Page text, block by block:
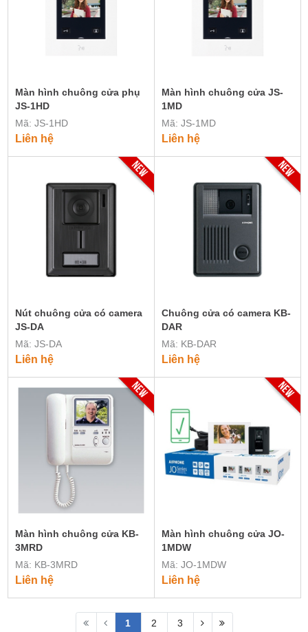
Màn hình chuông cửa phụ
JS-1HD
Mã: JS-1HD
Liên hệ
Màn hình chuông cửa JS-
1MD
Mã: JS-1MD
Liên hệ
Nút chuông cửa có camera
JS-DA
Mã: JS-DA
Liên hệ
Chuông cửa có camera KB-
DAR
Mã: KB-DAR
Liên hệ
Màn hình chuông cửa KB-
3MRD
Mã: KB-3MRD
Liên hệ
Màn hình chuông cửa JO-
1MDW
Mã: JO-1MDW
Liên hệ
1 2 3